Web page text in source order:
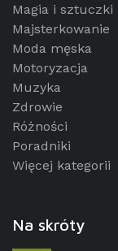
Magia i sztuczki
Majsterkowanie
Moda męska
Motoryzacja
Muzyka
Zdrowie
Różności
Poradniki
Więcej kategorii
Na skróty